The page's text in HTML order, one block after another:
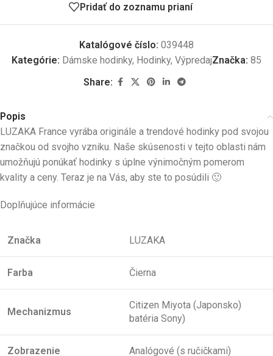
Pridať do zoznamu prianí
Katalógové číslo: 039448
Kategórie: Dámske hodinky, Hodinky, VýpredajZnačka: 85
Share:
Popis
LUZAKA France vyrába originále a trendové hodinky pod svojou
značkou od svojho vzniku. Naše skúsenosti v tejto oblasti nám
umožňujú ponúkať hodinky s úplne výnimočným pomerom
kvality a ceny. Teraz je na Vás, aby ste to posúdili 🙂
Doplňujúce informácie
Značka LUZAKA
Farba Čierna
Mechanizmus
Citizen Miyota (Japonsko)
batéria Sony)
Zobrazenie Analógové (s ručičkami)